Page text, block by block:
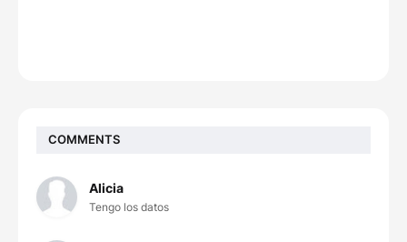
COMMENTS
Alicia
Tengo los datos